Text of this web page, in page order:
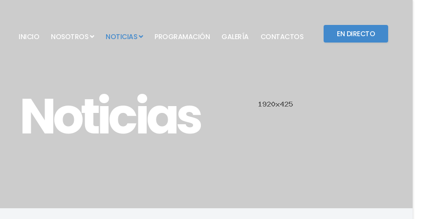
EN DIRECTO
INICIO NOSOTROS NOTICIAS PROGRAMACIÓN GALERÍA CONTACTOS
Noticias